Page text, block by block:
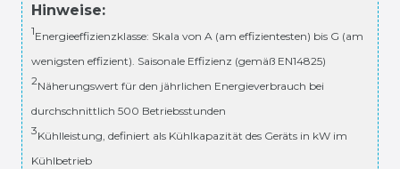
Hinweise:
1Energieeffizienzklasse: Skala von A (am effizientesten) bis G (am
wenigsten effizient). Saisonale Effizienz (gemäß EN14825)
2Näherungswert für den jährlichen Energieverbrauch bei
durchschnittlich 500 Betriebsstunden
3Kühlleistung, definiert als Kühlkapazität des Geräts in kW im
Kühlbetrieb